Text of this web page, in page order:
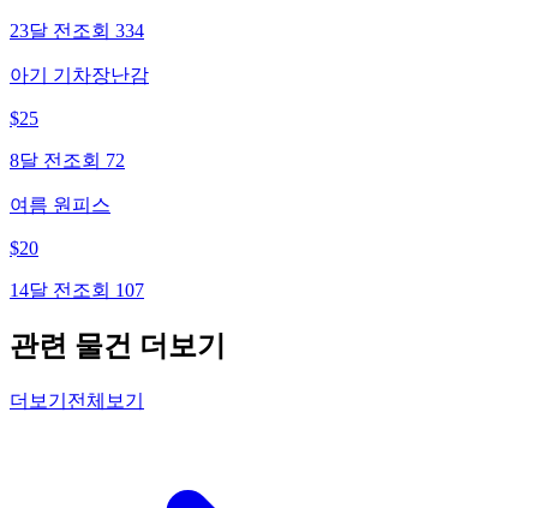
23달 전 조회 334
아기 기차장난감
$25
8달 전 조회 72
여름 원피스
$20
14달 전 조회 107
관련 물건 더보기
더보기 전체보기